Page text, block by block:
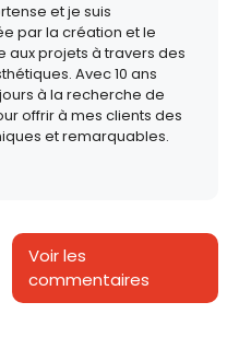
et je suis
par la création et le
aux projets à travers des
Avec 10 ans
à la recherche de
offrir à mes clients des
et remarquables.
Voir les
commentaires